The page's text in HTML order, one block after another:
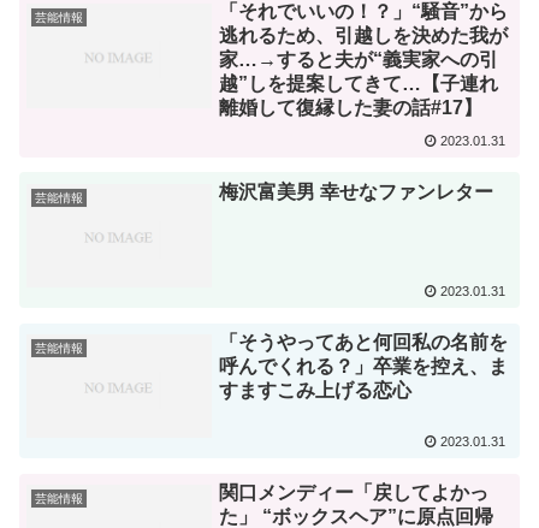
芸能情報
「それでいいの！？」“騒音”から
逃れるため、引越しを決めた我が
家…→すると夫が“義実家への引
越”しを提案してきて…【子連れ
離婚して復縁した妻の話#17】
2023.01.31
芸能情報 梅沢富美男 幸せなファンレター
2023.01.31
芸能情報
「そうやってあと何回私の名前を
呼んでくれる？」卒業を控え、ま
すますこみ上げる恋心
2023.01.31
芸能情報
関口メンディー「戻してよかっ
た」 “ボックスヘア”に原点回帰